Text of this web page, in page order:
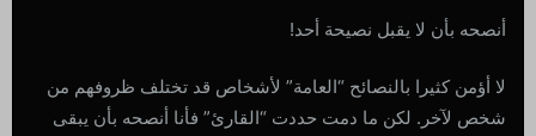
أنصحه بأن لا يقبل نصيحة أحد!
لا أؤمن كثيرا بالنصائح “العامة” لأشخاص قد تختلف ظروفهم من
شخص لآخر. لكن ما دمت حددت “القارئ” فأنا أنصحه بأن يبقى